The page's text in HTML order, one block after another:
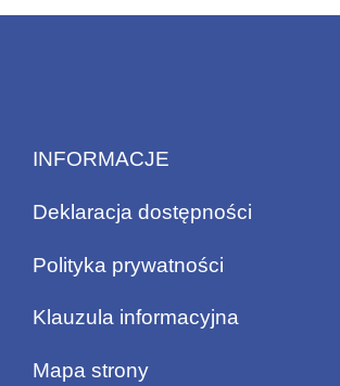
INFORMACJE
Deklaracja dostępności
Polityka prywatności
Klauzula informacyjna
Mapa strony